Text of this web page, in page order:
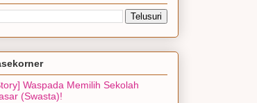
Waspada Memilih Sekolah
(Swasta)!